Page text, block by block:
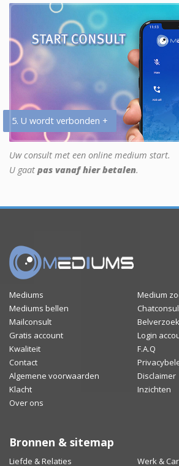
5. U wordt verbonden +
Uw consult met een online medium start.
U gaat pas vanaf hier betalen.
Mediums
Medium
Mediums bellen
Mailconsult
Gratis account
Login
Kwaliteit
F.A.Q
Contact
Algemene voorwaarden
Disclaimer
Klacht
Inzichten
Over ons
Bronnen & sitemap
Liefde & Relaties Werk &